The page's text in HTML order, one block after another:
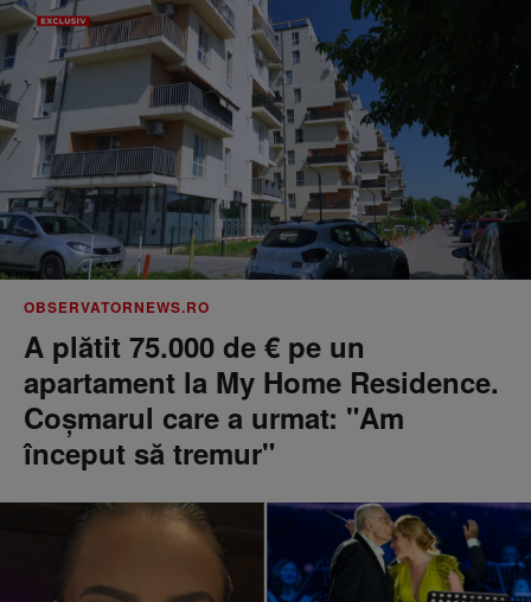
OBSERVATORNEWS.RO
A plătit 75.000 de € pe un
apartament la My Home Residence.
Coşmarul care a urmat: "Am
început să tremur"